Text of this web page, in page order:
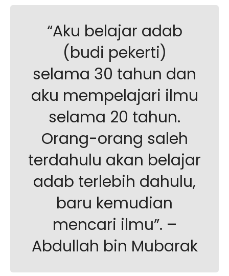
“Aku belajar adab
(budi pekerti)
selama 30 tahun dan
aku mempelajari ilmu
selama 20 tahun.
Orang-orang saleh
terdahulu akan belajar
adab terlebih dahulu,
baru kemudian
mencari ilmu”. –
Abdullah bin Mubarak